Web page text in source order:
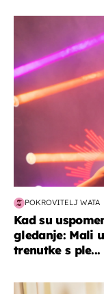
POKROVITELJ WATA
Kad su
gledanje: Mali
trenutke s ple...
moda & ljepota